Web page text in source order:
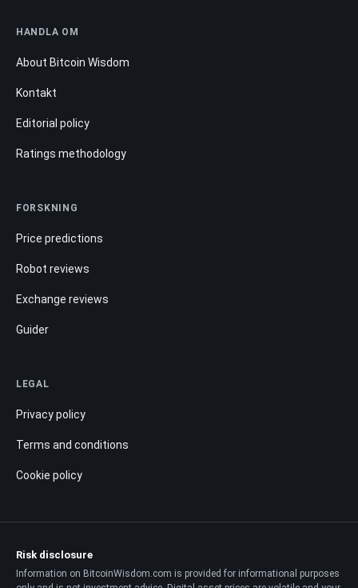
HANDLA OM
About Bitcoin Wisdom
Kontakt
Editorial policy
Ratings methodology
FORSKNING
Price predictions
Robot reviews
Exchange reviews
Guider
LEGAL
Privacy policy
Terms and conditions
Cookie policy
Risk disclosure
Information on BitcoinWisdom.com is provided for informational purposes